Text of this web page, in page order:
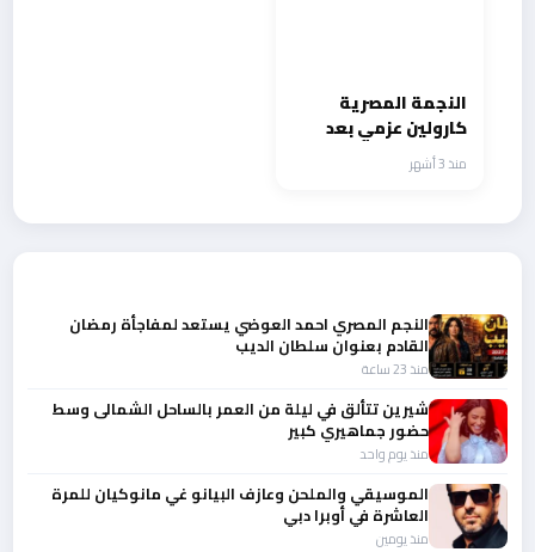
النجمة المصرية
كارولين عزمي بعد
تألقها في رأس
الافعي دراما تدخل إبن
منذ 3 أشهر
النجم المصري احمد العوضي يستعد لمفاجأة رمضان
القادم بعنوان سلطان الديب
منذ 23 ساعة
شيرين تتألق في ليلة من العمر بالساحل الشمالى وسط
حضور جماهيري كبير
منذ يوم واحد
الموسيقي والملحن وعازف البيانو غي مانوكيان للمرة
العاشرة في أوبرا دبي
منذ يومين